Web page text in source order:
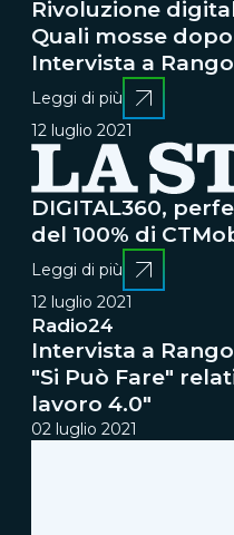
Rivoluzione
Quali mosse
Intervista a
Leggi di più
12 luglio 2021
DIGITAL360,
del 100% di
Leggi di più
12 luglio 2021
Radio24
Intervista a
"Si Può Fare"
lavoro 4.0"
02 luglio 2021